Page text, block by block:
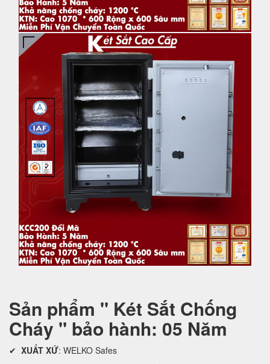
Sản phẩm " Két Sắt Chống
Cháy " bảo hành: 05 Năm
✔ XUẤT XỨ: WELKO Safes